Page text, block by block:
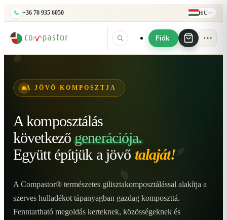
+36 70 935 6050 HU
Fiók
A JÖVŐ KOMPOSZTJA
A komposztálás
következő generációja.
Együtt építjük a jövő talaját!
A Compastor® természetes gilisztakomposztálással alakítja a
szerves hulladékot tápanyagban gazdag komposzttá.
Fenntartható megoldás kerteknek, közösségeknek és